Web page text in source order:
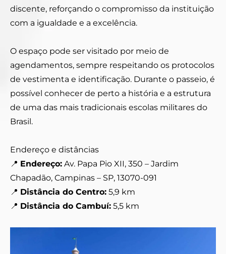
discente, reforçando o compromisso da instituição
com a igualdade e a excelência.
O espaço pode ser visitado por meio de
agendamentos, sempre respeitando os protocolos
de vestimenta e identificação. Durante o passeio, é
possível conhecer de perto a história e a estrutura
de uma das mais tradicionais escolas militares do
Brasil.
Endereço e distâncias
📍 Endereço: Av. Papa Pio XII, 350 – Jardim
Chapadão, Campinas – SP, 13070-091
📍 Distância do Centro: 5,9 km
📍 Distância do Cambuí: 5,5 km